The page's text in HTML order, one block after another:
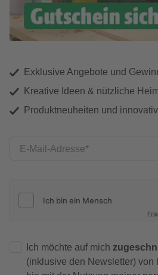
Exklusive Angebote und
Kreative Ideen & nützliche
Produktneuheiten und
E-Mail-Adresse
Ich möchte auf mich
(inklusive den Newsletter) von